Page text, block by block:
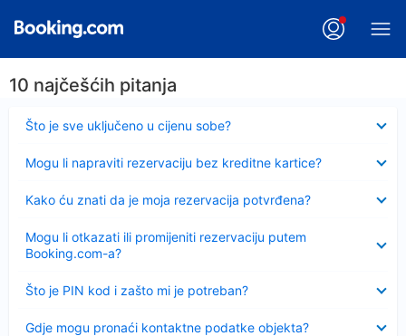
10 najčešćih pitanja
Što je sve uključeno u cijenu sobe?
Sažeto
Mogu li napraviti rezervaciju bez kreditne kartice?
Kako ću znati da je moja rezervacija potvrđena?
Mogu li otkazati ili promijeniti rezervaciju putem
Booking.com-a?
Što je PIN kod i zašto mi je potreban?
Sažeto
Gdje mogu pronaći kontaktne podatke objekta?